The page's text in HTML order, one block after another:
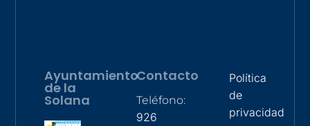
Ayuntamiento
de la
Solana
Contacto
Teléfono:
926
Política
de
privacidad